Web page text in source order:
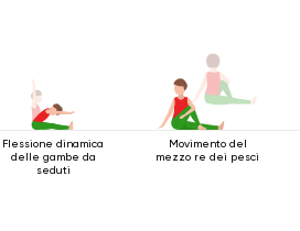
Flessione dinamica
delle gambe da
seduti
Movimento del
mezzo re dei pesci